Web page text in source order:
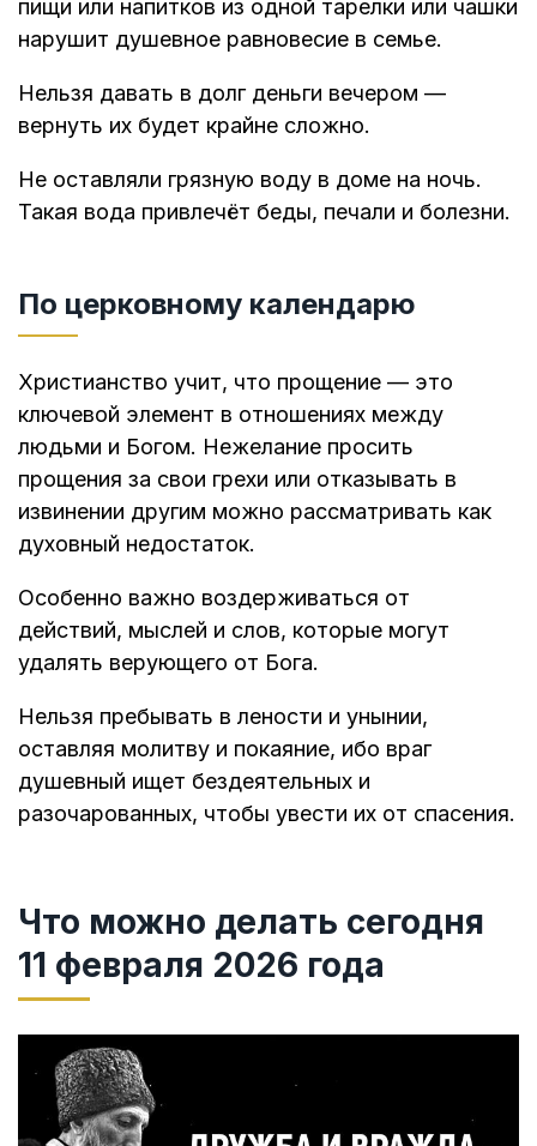
пищи или напитков из одной тарелки или чашки
нарушит душевное равновесие в семье.
Нельзя давать в долг деньги вечером —
вернуть их будет крайне сложно.
Не оставляли грязную воду в доме на ночь.
Такая вода привлечёт беды, печали и болезни.
По церковному календарю
Христианство учит, что прощение — это
ключевой элемент в отношениях между
людьми и Богом. Нежелание просить
прощения за свои грехи или отказывать в
извинении другим можно рассматривать как
духовный недостаток.
Особенно важно воздерживаться от
действий, мыслей и слов, которые могут
удалять верующего от Бога.
Нельзя пребывать в лености и унынии,
оставляя молитву и покаяние, ибо враг
душевный ищет бездеятельных и
разочарованных, чтобы увести их от спасения.
Что можно делать сегодня
11 февраля 2026 года